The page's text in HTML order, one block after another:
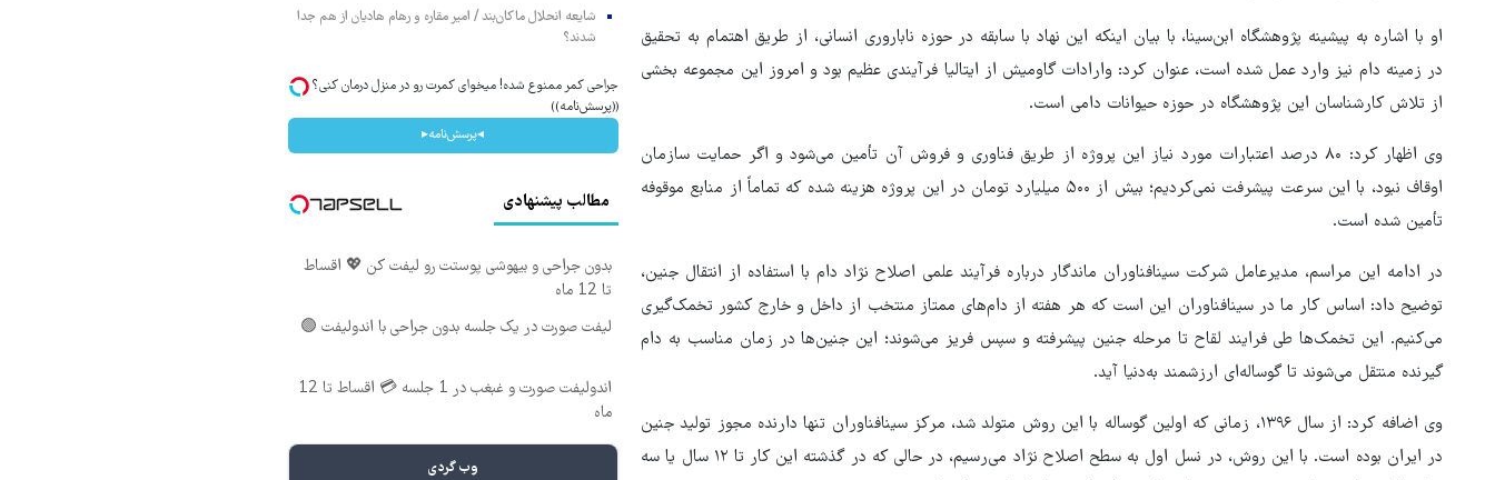
او با اشاره به پیشینه پژوهشگاه ابن‌سینا، با بیان اینکه این نهاد با سابقه در حوزه ناباروری انسانی، از طریق اهتمام به تحقیق
در زمینه دام نیز وارد عمل شده است، عنوان کرد: وارادات گاومیش از ایتالیا فرآیندی عظیم بود و امروز این مجموعه بخشی
از تلاش کارشناسان این پژوهشگاه در حوزه حیوانات دامی است.
وی اظهار کرد: ۸۰ درصد اعتبارات مورد نیاز این پروژه از طریق فناوری و فروش آن تأمین می‌شود و اگر حمایت سازمان
اوقاف نبود، با این سرعت پیشرفت نمی‌کردیم؛ بیش از ۵۰۰ میلیارد تومان در این پروژه هزینه شده که تماماً از منابع موقوفه
تأمین شده است.
در ادامه این مراسم، مدیرعامل شرکت سینافناوران ماندگار درباره فرآیند علمی اصلاح نژاد دام با استفاده از انتقال جنین،
توضیح داد: اساس کار ما در سینافناوران این است که هر هفته از دام‌های ممتاز منتخب از داخل و خارج کشور تخمک‌گیری
می‌کنیم. این تخمک‌ها طی فرایند لقاح تا مرحله جنین پیشرفته و سپس فریز می‌شوند؛ این جنین‌ها در زمان مناسب به دام
گیرنده منتقل می‌شوند تا گوساله‌ای ارزشمند به‌دنیا آید.
وی اضافه کرد: از سال ۱۳۹۶، زمانی که اولین گوساله با این روش متولد شد، مرکز سینافناوران تنها دارنده مجوز تولید جنین
در ایران بوده است. با این روش، در نسل اول به سطح اصلاح نژاد می‌رسیم، در حالی که در گذشته این کار تا ۱۲ سال یا سه
شایعه انحلال ماکان‌بند / امیر مقاره و رهام هادیان از هم جدا
شدند؟
جراحی کمر ممنوع شده! میخوای کمرت رو در منزل درمان کنی؟
((پرسش‌نامه))
◂پرسش‌نامه▸
مطالب پیشنهادی
بدون جراحی و بیهوشی پوستت رو لیفت کن 💖 اقساط
تا 12 ماه
لیفت صورت در یک جلسه بدون جراحی با اندولیفت 🟢
اندولیفت صورت و غبغب در 1 جلسه 💳 اقساط تا 12
ماه
وب گردی